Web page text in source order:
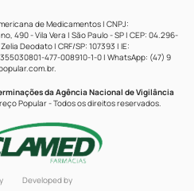
de Medicamentos | CNPJ:
490 - Vila Vera | São Paulo - SP | CEP: 04.296-
Deodato | CRF/SP: 107393 | IE:
355030801-477-008910-1-0 | WhatsApp: (47) 9
.
da Agência Nacional de Vigilância
Popular - Todos os direitos reservados.
Developed by